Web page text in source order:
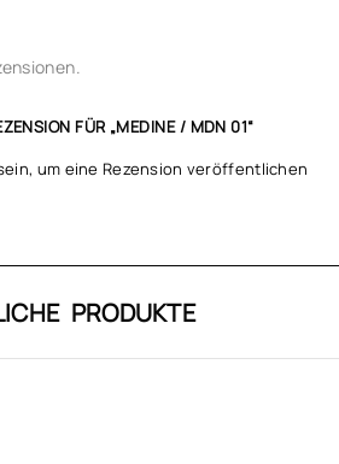
FÜR „MEDINE / MDN 01“
um eine Rezension veröffentlichen
PRODUKTE